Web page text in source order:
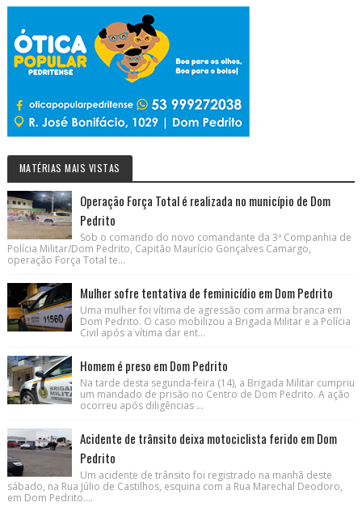
MATÉRIAS MAIS VISTAS
Operação Força Total é realizada no município de Dom
Pedrito
Sob o comando do novo comandante da 3ª Companhia de
Polícia Militar/Dom Pedrito, Capitão Maurício Gonçalves Camargo,
operação Força Total te...
Mulher sofre tentativa de feminicídio em Dom Pedrito
Uma mulher foi vítima de agressão com arma branca em
Dom Pedrito. O caso mobilizou a Brigada Militar e a Polícia
Civil após a vítima dar ent...
Homem é preso em Dom Pedrito
Na tarde desta segunda-feira (14), a Brigada Militar cumpriu
um mandado de prisão no Centro de Dom Pedrito. A ação
ocorreu após diligências ...
Acidente de trânsito deixa motociclista ferido em Dom
Pedrito
Um acidente de trânsito foi registrado na manhã deste
sábado, na Rua Júlio de Castilhos, esquina com a Rua Marechal Deodoro,
em Dom Pedrito....